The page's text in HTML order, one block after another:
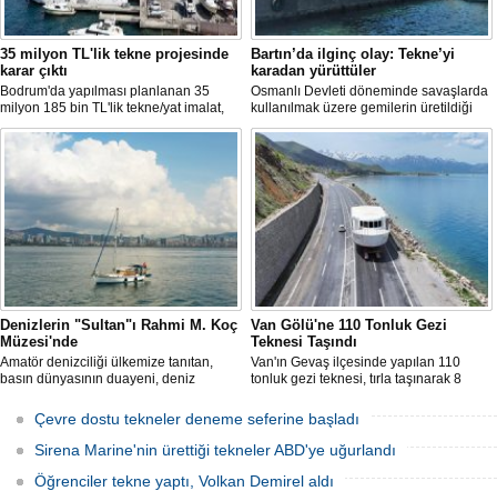
35 milyon TL'lik tekne projesinde
karar çıktı
Bodrum'da yapılması planlanan 35
milyon 185 bin TL'lik tekne/yat imalat,
bakım-onarım ve çekek yeri projesinde
ÇED süreci sonlandırıldı. Bakanlık,
başvuru dosyasının yasal süre
içerisinde yeniden sunulmaması
üzerine süreci kapattı.
Bartın’da ilginç olay: Tekne’yi
karadan yürüttüler
Osmanlı Devleti döneminde savaşlarda
kullanılmak üzere gemilerin üretildiği
Bartın’ın Kurucaşile ilçesinde üretilen 11
metrelik tekne adeta karadan yürütüldü.
Dağları, tepeleri aşan balıkçı teknesi,
evlerin de bulunduğu dar ve virajlı
sokaklarda süren 3 saatlik yolculun
ardından denize kavuştu.
Denizlerin "Sultan"ı Rahmi M. Koç
Müzesi'nde
Amatör denizciliği ülkemize tanıtan,
basın dünyasının duayeni, deniz
isimli klasik yelkenli, Klasik Tekneler
Platformu tarafından düzenlenen
“Yedinci Klasik Tekneler Buluşması’’
kapsamında gerçekleştirilen törenle
Rahmi M. Koç Müzesi Denizcilik
Van Gölü'ne 110 Tonluk Gezi
Teknesi Taşındı
Van'ın Gevaş ilçesinde yapılan 110
tonluk gezi teknesi, tırla taşınarak 8
Çevre dostu tekneler deneme seferine başladı
Sirena Marine'nin ürettiği tekneler ABD'ye uğurlandı
Öğrenciler tekne yaptı, Volkan Demirel aldı